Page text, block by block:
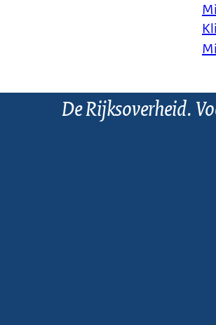
De Rijksoverheid.